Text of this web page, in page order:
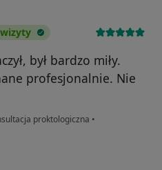
był bardzo miły.
profesjonalnie. Nie
proktologiczna •